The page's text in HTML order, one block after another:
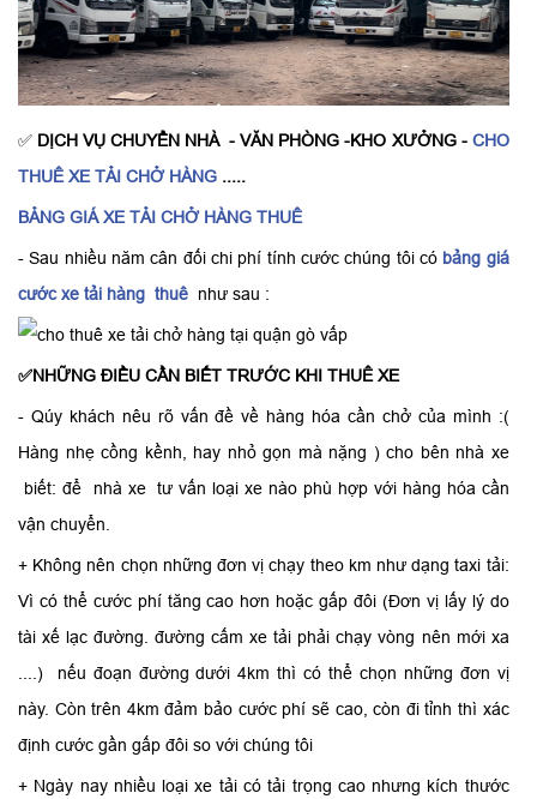
✅ DỊCH VỤ CHUYỂN NHÀ - VĂN PHÒNG -KHO XƯỞNG - CHO
THUÊ XE TẢI CHỞ HÀNG .....
BẢNG GIÁ XE TẢI CHỞ HÀNG THUÊ
- Sau nhiều năm cân đối chi phí tính cước chúng tôi có bảng giá
cước xe tải hàng thuê như sau :
✅NHỮNG ĐIỀU CẦN BIẾT TRƯỚC KHI THUÊ XE
- Qúy khách nêu rõ vấn đề về hàng hóa cần chở của mình :(
Hàng nhẹ cồng kềnh, hay nhỏ gọn mà nặng ) cho bên nhà xe
biết: để nhà xe tư vấn loại xe nào phù hợp với hàng hóa cần
vận chuyển.
+ Không nên chọn những đơn vị chạy theo km như dạng taxi tải:
Vì có thể cước phí tăng cao hơn hoặc gấp đôi (Đơn vị lấy lý do
tài xế lạc đường. đường cấm xe tải phải chạy vòng nên mới xa
....) nếu đoạn đường dưới 4km thì có thể chọn những đơn vị
này. Còn trên 4km đảm bảo cước phí sẽ cao, còn đi tỉnh thì xác
định cước gần gấp đôi so với chúng tôi
+ Ngày nay nhiều loại xe tải có tải trọng cao nhưng kích thước